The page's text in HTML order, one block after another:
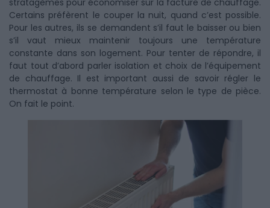
stratagèmes pour économiser sur la facture de chauffage.
Certains préfèrent le couper la nuit, quand c’est possible.
Pour les autres, ils se demandent s’il faut le baisser ou bien
s’il vaut mieux maintenir toujours une température
constante dans son logement. Pour tenter de répondre, il
faut tout d’abord parler isolation et choix de l’équipement
de chauffage. Il est important aussi de savoir régler le
thermostat à bonne température selon le type de pièce.
On fait le point.